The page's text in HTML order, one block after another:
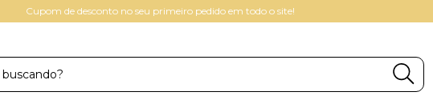
Cupom de desconto no seu primeiro pedido em todo o site!